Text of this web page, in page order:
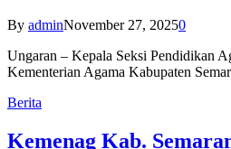
By adminNovember 27, 20250
Ungaran – Kepala Seksi Pendidikan
Kementerian Agama Kabupaten
Berita
Kemenag Kab.